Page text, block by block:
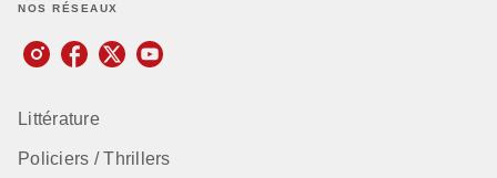
NOS RÉSEAUX
Littérature
Policiers / Thrillers